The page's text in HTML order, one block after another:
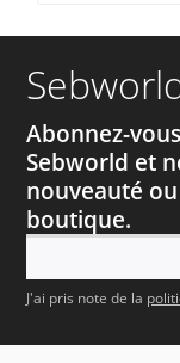
Abonnez-
Sebworld et
nouveauté
boutique.
J'ai pris note de la